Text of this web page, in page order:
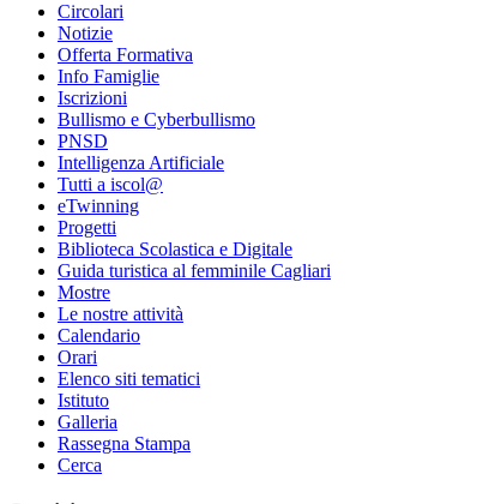
Circolari
Notizie
Offerta Formativa
Info Famiglie
Iscrizioni
Bullismo e Cyberbullismo
PNSD
Intelligenza Artificiale
Tutti a iscol@
eTwinning
Progetti
Biblioteca Scolastica e Digitale
Guida turistica al femminile Cagliari
Mostre
Le nostre attività
Calendario
Orari
Elenco siti tematici
Istituto
Galleria
Rassegna Stampa
Cerca